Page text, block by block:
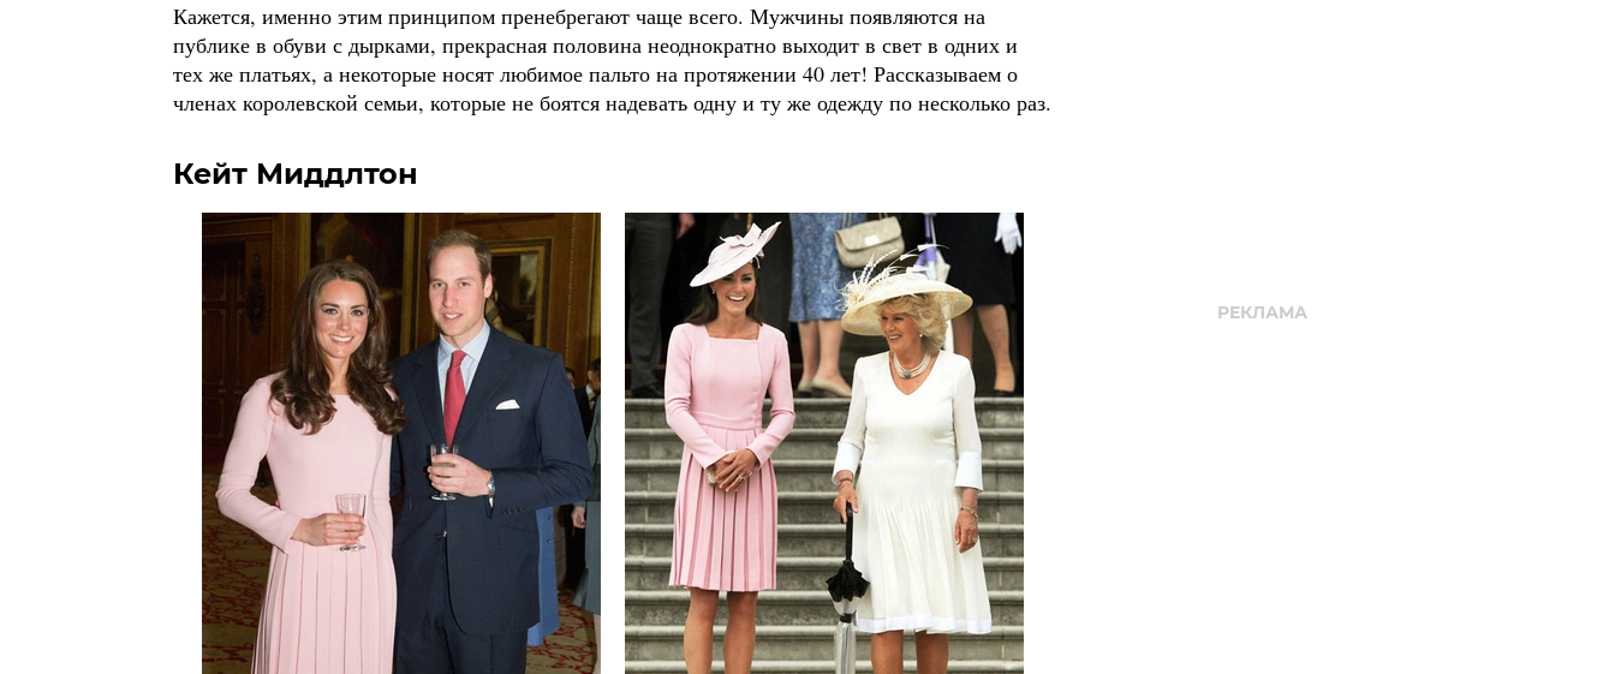
Кажется, именно этим принципом пренебрегают чаще всего. Мужчины появляются на
публике в обуви с дырками, прекрасная половина неоднократно выходит в свет в одних и
тех же платьях, а некоторые носят любимое пальто на протяжении 40 лет! Рассказываем о
членах королевской семьи, которые не боятся надевать одну и ту же одежду по несколько раз.
Кейт Миддлтон